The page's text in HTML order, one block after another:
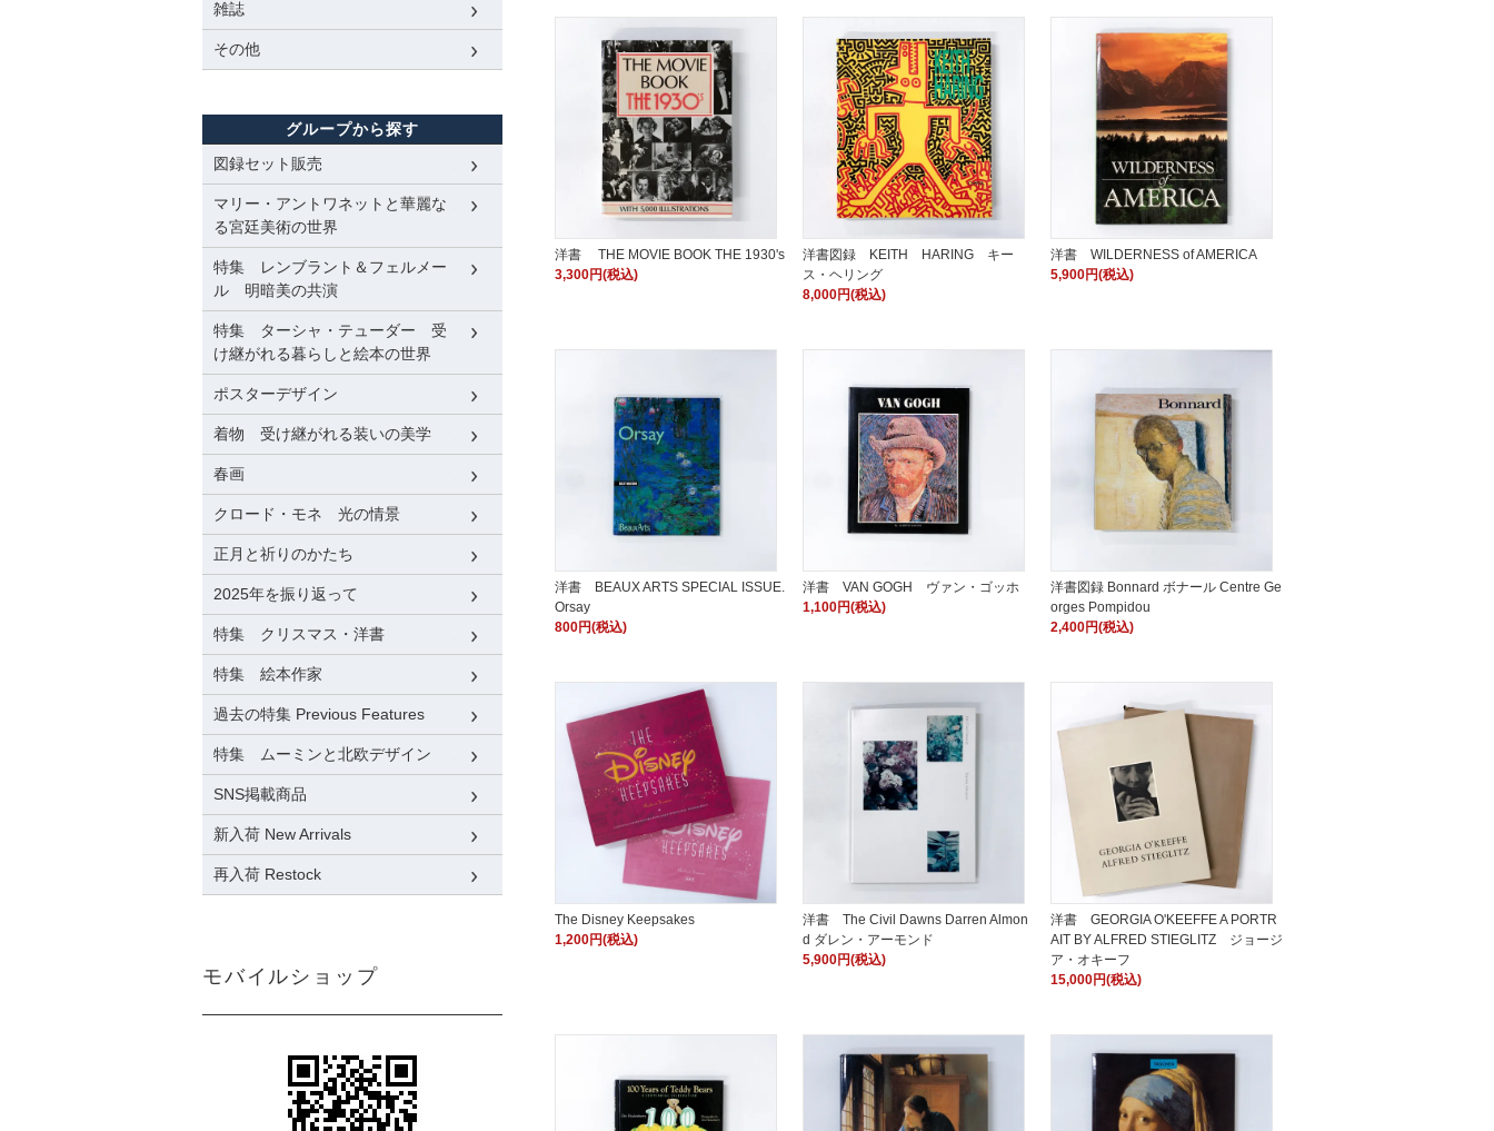
洋書 THE MOVIE BOOK THE 1930's
3,300円(税込)
洋書図録 KEITH HARING キー
ス・ヘリング
8,000円(税込)
洋書 WILDERNESS of AMERICA
5,900円(税込)
洋書 BEAUX ARTS SPECIAL ISSUE.
Orsay
800円(税込)
洋書 VAN GOGH ヴァン・ゴッホ
1,100円(税込)
洋書図録 Bonnard ボナール Centre Ge
orges Pompidou
2,400円(税込)
The Disney Keepsakes
1,200円(税込)
洋書 The Civil Dawns Darren Almon
d ダレン・アーモンド
5,900円(税込)
洋書 GEORGIA O'KEEFFE A PORTR
AIT BY ALFRED STIEGLITZ ジョージ
ア・オキーフ
15,000円(税込)
雑誌
その他
グループから探す
図録セット販売
マリー・アントワネットと華麗な
る宮廷美術の世界
特集 レンブラント＆フェルメー
ル 明暗美の共演
特集 ターシャ・テューダー 受
け継がれる暮らしと絵本の世界
ポスターデザイン
着物 受け継がれる装いの美学
春画
クロード・モネ 光の情景
正月と祈りのかたち
2025年を振り返って
特集 クリスマス・洋書
特集 絵本作家
過去の特集 Previous Features
特集 ムーミンと北欧デザイン
SNS掲載商品
新入荷 New Arrivals
再入荷 Restock
モバイルショップ